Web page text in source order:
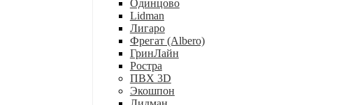
Одинцово
Lidman
Лигаро
Фрегат (Albero)
ГринЛайн
Ростра
ПВХ 3D
Экошпон